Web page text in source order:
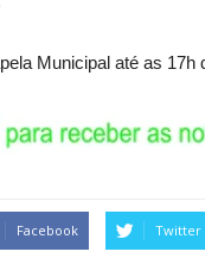
Municipal até as 17h
Facebook Twitter